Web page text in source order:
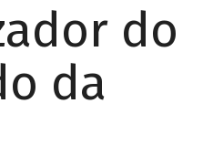
do
da